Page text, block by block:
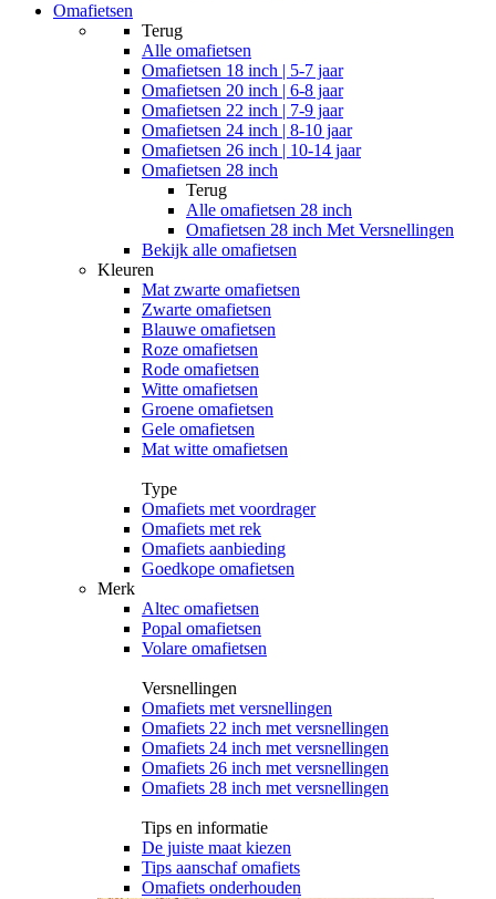
Omafietsen
Terug
Alle omafietsen
Omafietsen 18 inch | 5-7 jaar
Omafietsen 20 inch | 6-8 jaar
Omafietsen 22 inch | 7-9 jaar
Omafietsen 24 inch | 8-10 jaar
Omafietsen 26 inch | 10-14 jaar
Omafietsen 28 inch
Terug
Alle omafietsen 28 inch
Omafietsen 28 inch Met Versnellingen
Bekijk alle omafietsen
Kleuren
Mat zwarte omafietsen
Zwarte omafietsen
Blauwe omafietsen
Roze omafietsen
Rode omafietsen
Witte omafietsen
Groene omafietsen
Gele omafietsen
Mat witte omafietsen
Type
Omafiets met voordrager
Omafiets met rek
Omafiets aanbieding
Goedkope omafietsen
Merk
Altec omafietsen
Popal omafietsen
Volare omafietsen
Versnellingen
Omafiets met versnellingen
Omafiets 22 inch met versnellingen
Omafiets 24 inch met versnellingen
Omafiets 26 inch met versnellingen
Omafiets 28 inch met versnellingen
Tips en informatie
De juiste maat kiezen
Tips aanschaf omafiets
Omafiets onderhouden